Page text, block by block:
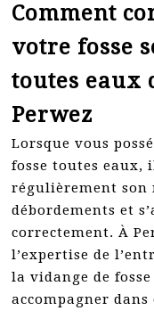
Comment
votre fosse
toutes eaux
Perwez
Lorsque vous
fosse toutes
régulièrement son
débordements et
correctement. À
l’expertise de
la vidange de
accompagner dans